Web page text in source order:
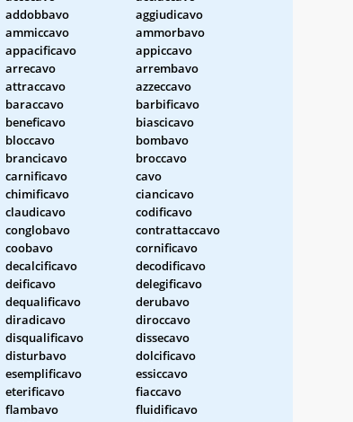
addobbavo
aggiudicavo
ammiccavo
ammorbavo
appacificavo
appiccavo
arrecavo
arrembavo
attraccavo
azzeccavo
baraccavo
barbificavo
beneficavo
biascicavo
bloccavo
bombavo
brancicavo
broccavo
carnificavo
cavo
chimificavo
ciancicavo
claudicavo
codificavo
conglobavo
contrattaccavo
coobavo
cornificavo
decalcificavo
decodificavo
deificavo
delegificavo
dequalificavo
derubavo
diradicavo
diroccavo
disqualificavo
dissecavo
disturbavo
dolcificavo
esemplificavo
essiccavo
eterificavo
fiaccavo
flambavo
fluidificavo